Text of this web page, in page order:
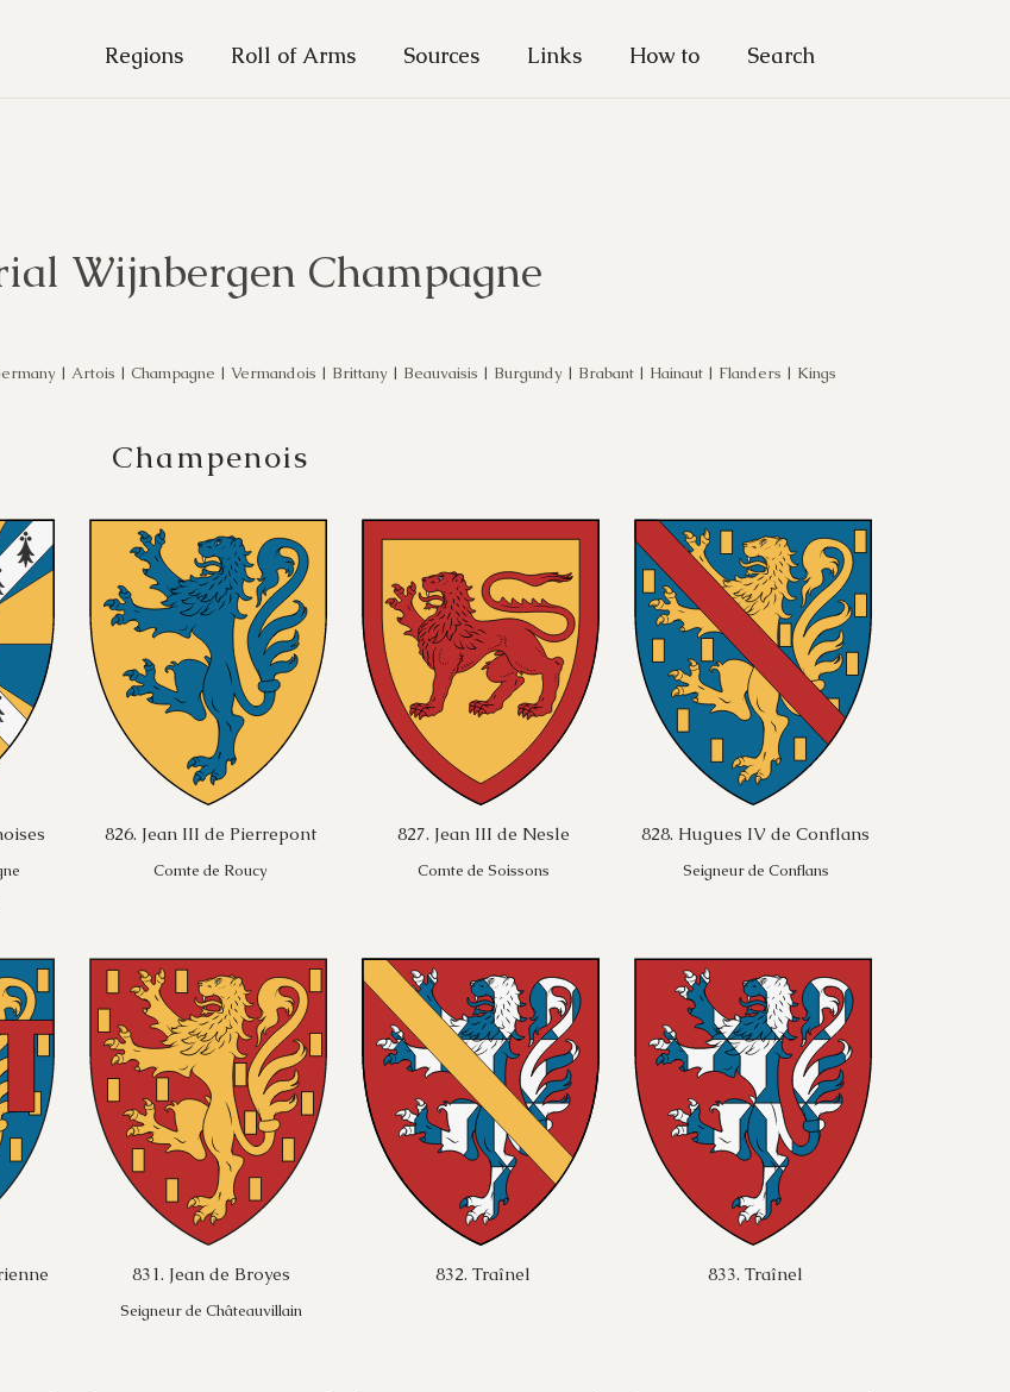
Regions Roll of Arms Sources Links How to Search
Wijnbergen Champagne
| Artois | Champagne | Vermandois | Brittany | Beauvaisis | Burgundy | Brabant| Hainaut| Flanders | Kings
Champenois
826. Jean III de Pierrepont
Comte de Roucy
827. Jean III de Nesle
Comte de Soissons
828. Hugues IV de Conflans
Seigneur de Conflans
831. Jean de Broyes
Seigneur de Châteauvillain
832. Traînel 833. Traînel